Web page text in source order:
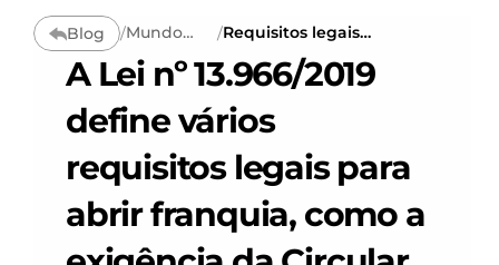
Changelog
Pricing
Blog /Mundo
o
/Requisitos legais
franquia: o que a
lei exige antes da
expansão
A Lei nº 13.966/2019
define vários
requisitos legais para
abrir franquia, como a